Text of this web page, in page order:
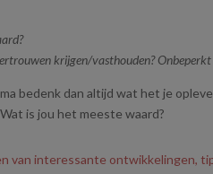
krijgen/vasthouden? Onbeperkt
bedenk dan altijd wat het je
is jou het meeste waard?
van interessante ontwikkelingen,